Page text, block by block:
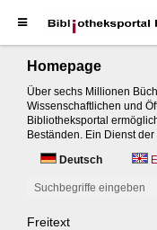
Homepage
Über sechs Millionen
Wissenschaftlichen und
Bibliotheksportal
Beständen. Ein Dienst der
Deutsch
Suchbegriffe eingeben
Freitext